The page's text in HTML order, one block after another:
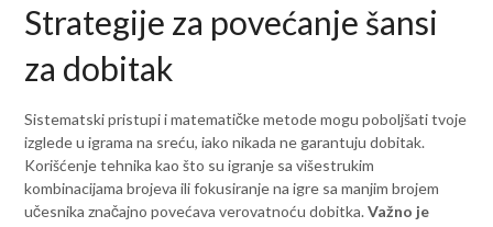
Strategije za povećanje šansi
za dobitak
Sistematski pristupi i matematičke metode mogu poboljšati tvoje
izglede u igrama na sreću, iako nikada ne garantuju dobitak.
Korišćenje tehnika kao što su igranje sa višestrukim
kombinacijama brojeva ili fokusiranje na igre sa manjim brojem
učesnika značajno povećava verovatnoću dobitka.Važno je